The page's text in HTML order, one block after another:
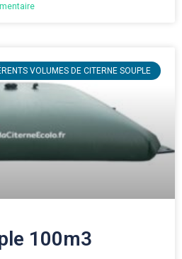
VOLUMES DE CITERNE SOUPLE
100m3